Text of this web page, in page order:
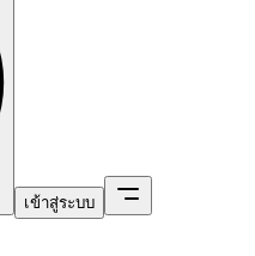
เข้าสู่ระบบ